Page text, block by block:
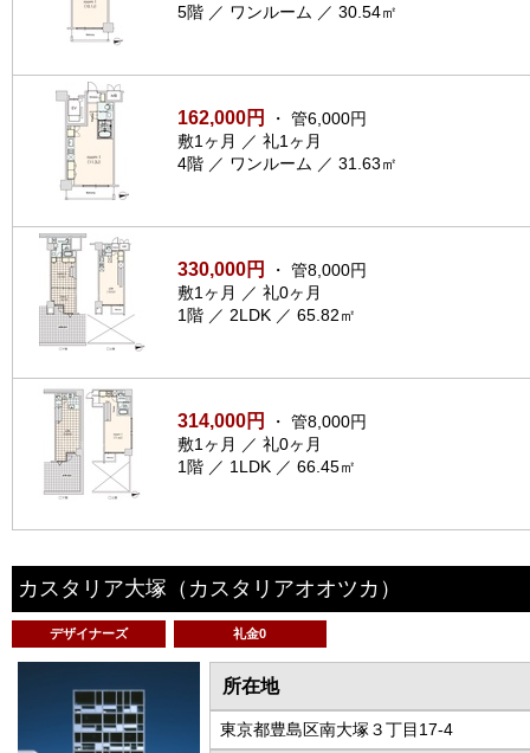
5階 ／ ワンルーム ／ 30.54㎡
162,000円
・ 管6,000円
敷1ヶ月 ／ 礼1ヶ月
4階 ／ ワンルーム ／ 31.63㎡
330,000円
・ 管8,000円
敷1ヶ月 ／ 礼0ヶ月
1階 ／ 2LDK ／ 65.82㎡
314,000円
・ 管8,000円
敷1ヶ月 ／ 礼0ヶ月
1階 ／ 1LDK ／ 66.45㎡
カスタリア大塚 （カスタリアオオツカ）
デザイナーズ 礼金0
所在地
東京都豊島区南大塚３丁目17-4